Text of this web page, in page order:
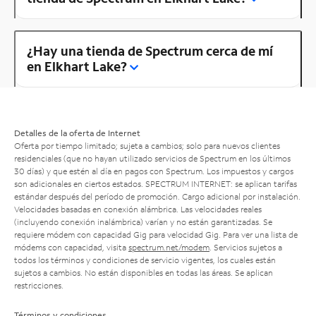
¿Hay una tienda de Spectrum cerca de mí
en Elkhart Lake?
Detalles de la oferta de Internet
Oferta por tiempo limitado; sujeta a cambios; solo para nuevos clientes
residenciales (que no hayan utilizado servicios de Spectrum en los últimos
30 días) y que estén al día en pagos con Spectrum. Los impuestos y cargos
son adicionales en ciertos estados. SPECTRUM INTERNET: se aplican tarifas
estándar después del período de promoción. Cargo adicional por instalación.
Velocidades basadas en conexión alámbrica. Las velocidades reales
(incluyendo conexión inalámbrica) varían y no están garantizadas. Se
requiere módem con capacidad Gig para velocidad Gig. Para ver una lista de
módems con capacidad, visita spectrum.net/modem . Servicios sujetos a
todos los términos y condiciones de servicio vigentes, los cuales están
sujetos a cambios. No están disponibles en todas las áreas. Se aplican
restricciones.